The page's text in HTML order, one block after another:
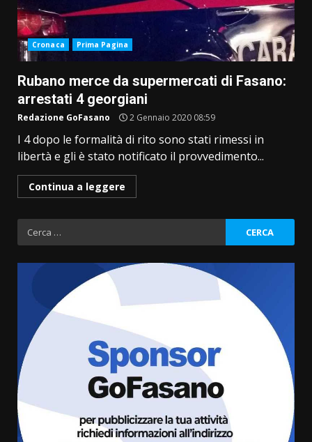
Cronaca Prima Pagina
Rubano merce da supermercati di Fasano:
arrestati 4 georgiani
Redazione GoFasano 2 Gennaio 2020 08:59
I 4 dopo le formalità di rito sono stati rimessi in
libertà e gli è stato notificato il provvedimento...
Continua a leggere
Ricerca
per:
Grazia Neglia, coordinatrice
cittadina di Fratelli d’Italia,
pronta a tornare in Consiglio
comunale
6 Agosto 2026 08:00